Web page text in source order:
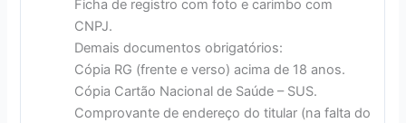
Ficha de registro com foto e carimbo com
CNPJ.
Demais documentos obrigatórios:
Cópia RG (frente e verso) acima de 18 anos.
Cópia Cartão Nacional de Saúde – SUS.
Comprovante de endereço do titular (na falta do